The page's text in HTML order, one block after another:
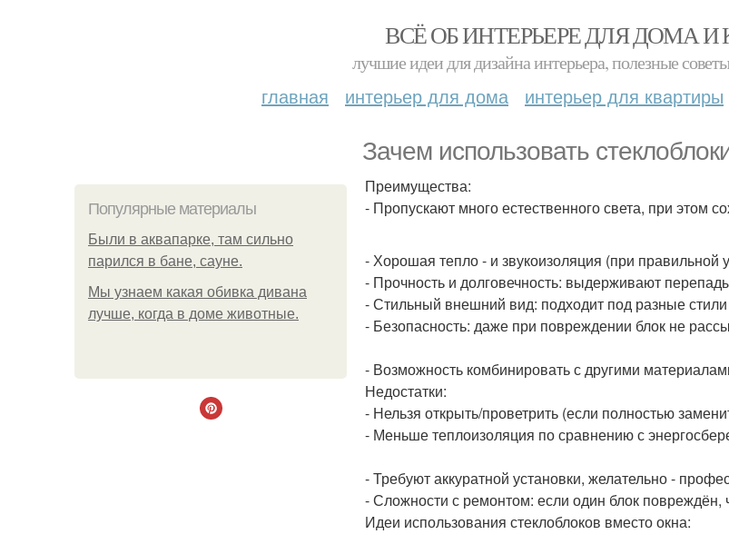
ВСЁ ОБ ИНТЕРЬЕРЕ ДЛЯ ДОМА И
лучшие идеи для дизайна интерьера, полезные
главная интерьер для дома интерьер для квартиры
Зачем использовать
Популярные материалы
Были в аквапарке, там сильно
парился в бане, сауне.
Мы узнаем какая обивка дивана
лучше, когда в доме животные.
Преимущества:
- Пропускают много естественного света, при этом
- Хорошая тепло - и звукоизоляция (при правильной
- Прочность и долговечность: выдерживают
- Стильный внешний вид: подходит под разные стили
- Безопасность: даже при повреждении блок не
- Возможность комбинировать с другими
Недостатки:
- Нельзя открыть/проветрить (если полностью
- Меньше теплоизоляция по сравнению с
- Требуют аккуратной установки, желательно -
- Сложности с ремонтом: если один блок повреждён,
Идеи использования стеклоблоков вместо окна: